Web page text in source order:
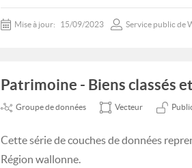
Mise à jour: 15/09/2023 Service public de
Patrimoine - Biens classés
Groupe de données Vecteur
Cette série de couches de données
Région wallonne.